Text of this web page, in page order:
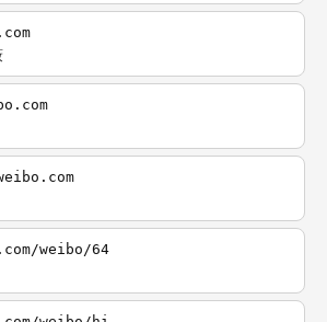
weibo/64